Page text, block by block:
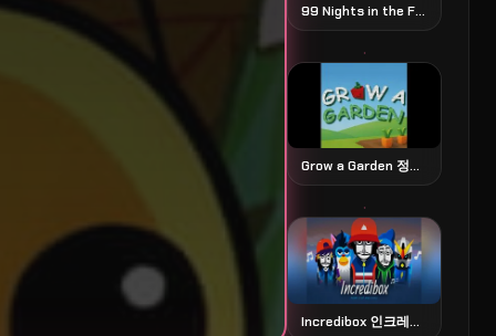
99 Nights in the Forest 99 나이츠 인 더 포레스트
Grow a Garden 정원 가꾸기 시뮬레이션
Incredibox 인크레디박스